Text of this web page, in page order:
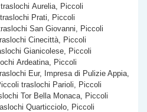
Aurelia, Piccoli
Prati, Piccoli
San Giovanni, Piccoli
Cinecittà, Piccoli
Gianicolese, Piccoli
Ardeatina, Piccoli
Eur, Impresa di Pulizie Appia,
traslochi Parioli, Piccoli
Tor Bella Monaca, Piccoli
Quarticciolo, Piccoli